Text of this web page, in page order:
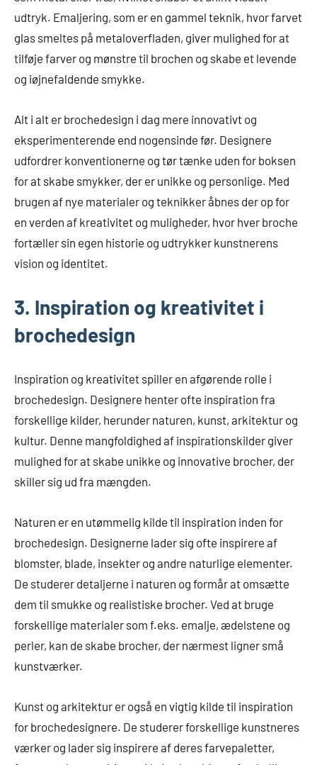
udtryk. Emaljering, som er en gammel teknik, hvor farvet
glas smeltes på metaloverfladen, giver mulighed for at
tilføje farver og mønstre til brochen og skabe et levende
og iøjnefaldende smykke.
Alt i alt er brochedesign i dag mere innovativt og
eksperimenterende end nogensinde før. Designere
udfordrer konventionerne og tør tænke uden for boksen
for at skabe smykker, der er unikke og personlige. Med
brugen af nye materialer og teknikker åbnes der op for
en verden af kreativitet og muligheder, hvor hver broche
fortæller sin egen historie og udtrykker kunstnerens
vision og identitet.
3. Inspiration og kreativitet i
brochedesign
Inspiration og kreativitet spiller en afgørende rolle i
brochedesign. Designere henter ofte inspiration fra
forskellige kilder, herunder naturen, kunst, arkitektur og
kultur. Denne mangfoldighed af inspirationskilder giver
mulighed for at skabe unikke og innovative brocher, der
skiller sig ud fra mængden.
Naturen er en utømmelig kilde til inspiration inden for
brochedesign. Designerne lader sig ofte inspirere af
blomster, blade, insekter og andre naturlige elementer.
De studerer detaljerne i naturen og formår at omsætte
dem til smukke og realistiske brocher. Ved at bruge
forskellige materialer som f.eks. emalje, ædelstene og
perler, kan de skabe brocher, der nærmest ligner små
kunstværker.
Kunst og arkitektur er også en vigtig kilde til inspiration
for brochedesignere. De studerer forskellige kunstneres
værker og lader sig inspirere af deres farvepaletter,